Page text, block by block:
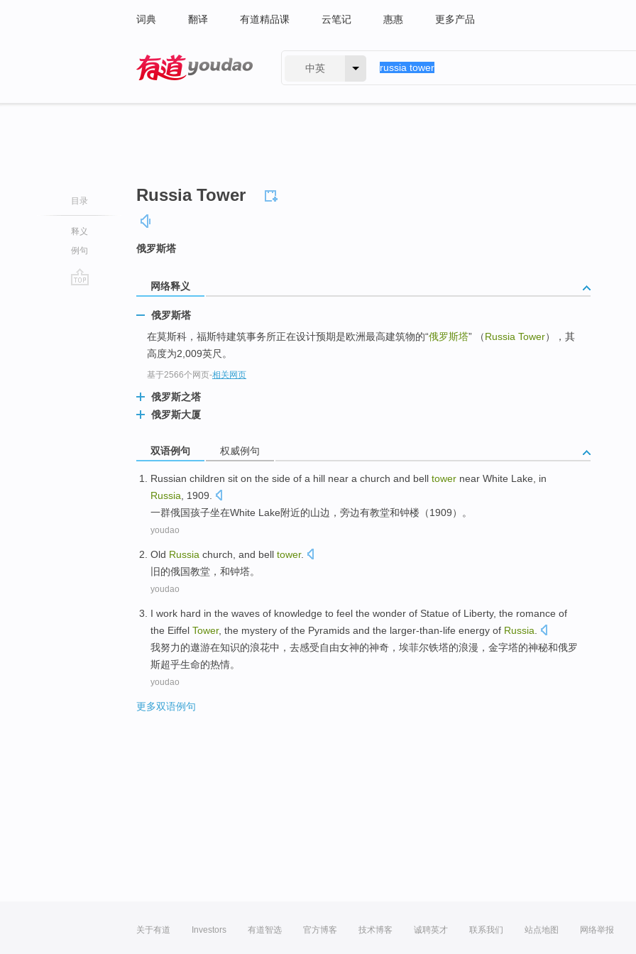
词典 翻译 有道精品课 云笔记 惠惠 更多产品
中英
目录
释义
例句
Russia Tower
俄罗斯塔
网络释义
俄罗斯塔
在莫斯科，福斯特建筑事务所正在设计预期是欧洲最高建筑物的“俄罗斯塔” （Russia Tower），其
高度为2,009英尺。
基于2566个网页-相关网页
俄罗斯之塔
俄罗斯大厦
双语例句 权威例句
Russian children sit on the side of a hill near a church and bell tower near White Lake, in
Russia, 1909.
一群俄国孩子坐在White Lake附近的山边 ， 旁边有教堂和钟楼 （1909）。
youdao
Old Russia church and bell tower.
旧的俄国教堂 ， 和钟塔。
youdao
I work hard in the waves of knowledge to feel the wonder of Statue of Liberty, the romance of
the Eiffel Tower, the mystery of the Pyramids and the larger-than-life energy of Russia
我努力的遨游在知识的浪花中， 去感受自由女神的神奇 ， 埃菲尔铁塔的浪漫 ， 金字塔的神秘和俄罗
斯超乎生命的热情。
youdao
更多双语例句
关于有道 Investors 有道智选 官方博客 技术博客 诚聘英才 联系我们 站点地图 网络举报